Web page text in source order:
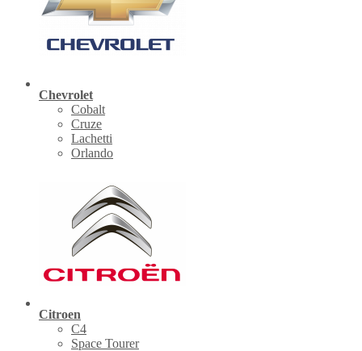
Chevrolet
Cobalt
Cruze
Lachetti
Orlando
Citroen
C4
Space Tourer